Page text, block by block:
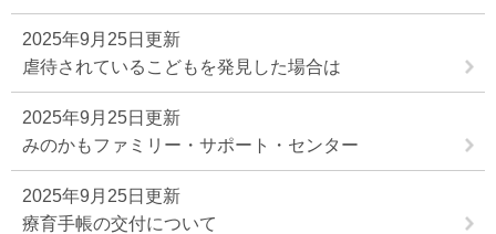
2025年9月25日更新
虐待されているこどもを発見した場合は
2025年9月25日更新
みのかもファミリー・サポート・センター
2025年9月25日更新
療育手帳の交付について